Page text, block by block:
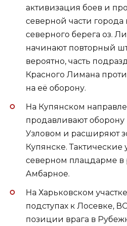
активизация боев и
северной части города
северного берега оз.
начинают повторный
вероятно, часть
Красного Лимана
на её оборону.
На Купянском
продавливают оборону
Узловом и расширяют
Купянске. Тактические
северном плацдарме в
Амбарное.
На Харьковском
подступах к Лосевке,
позиции врага в